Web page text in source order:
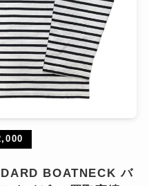
BOATNECK バ